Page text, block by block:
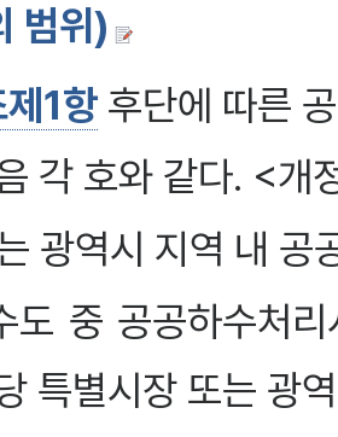
범위)
1항후단에 따른
각 호와 같다. <
광역시 지역 내 공
도 중 공공하수처
특별시장 또는 광